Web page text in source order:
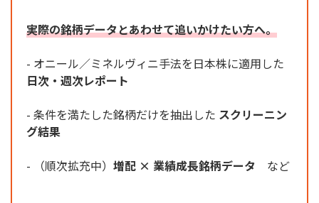
実際の銘柄データとあわせて追いかけたい方へ。
- オニール／ミネルヴィニ手法を日本株に適用した
日次・週次レポート
- 条件を満たした銘柄だけを抽出した スクリーニン
グ結果
- （順次拡充中） 増配 × 業績成長銘柄データ など